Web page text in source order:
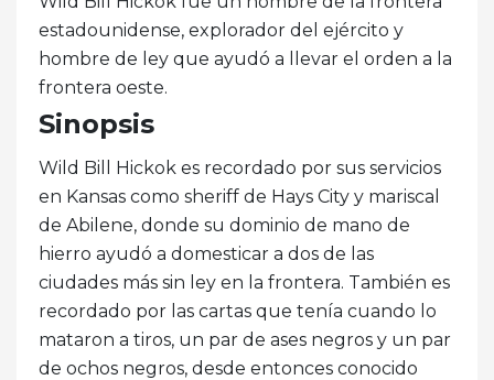
estadounidense, explorador del ejército y
hombre de ley que ayudó a llevar el orden a la
frontera oeste.
Sinopsis
Wild Bill Hickok es recordado por sus servicios
en Kansas como sheriff de Hays City y mariscal
de Abilene, donde su dominio de mano de
hierro ayudó a domesticar a dos de las
ciudades más sin ley en la frontera. También es
recordado por las cartas que tenía cuando lo
mataron a tiros, un par de ases negros y un par
de ochos negros, desde entonces conocido